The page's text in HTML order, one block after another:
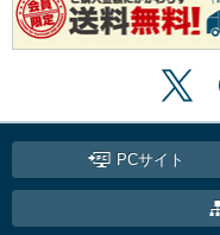
PCサイト